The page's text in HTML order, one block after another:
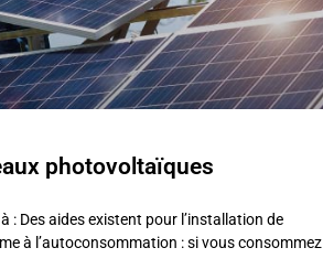
photovoltaïques
: Des aides existent pour l’installation de
à l’autoconsommation : si vous consommez